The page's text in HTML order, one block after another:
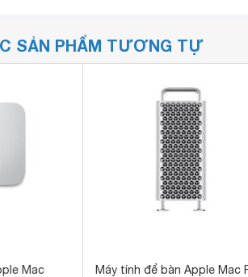
SẢN PHẨM TƯƠNG TỰ
Mac
Máy tính để bàn Apple Mac